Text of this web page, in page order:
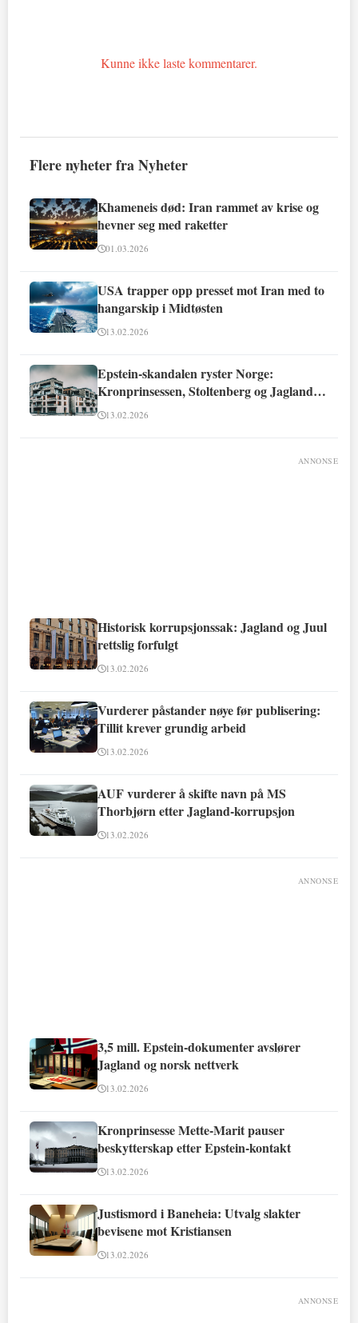
Kunne ikke laste kommentarer.
Flere nyheter fra Nyheter
Khameneis død: Iran rammet av krise og
hevner seg med raketter
01.03.2026
USA trapper opp presset mot Iran med to
hangarskip i Midtøsten
13.02.2026
Epstein-skandalen ryster Norge:
Kronprinsessen, Stoltenberg og Jagland
involvert
13.02.2026
ANNONSE
Historisk korrupsjonssak: Jagland og Juul
rettslig forfulgt
13.02.2026
Vurderer påstander nøye før publisering:
Tillit krever grundig arbeid
13.02.2026
AUF vurderer å skifte navn på MS
Thorbjørn etter Jagland-korrupsjon
13.02.2026
ANNONSE
3,5 mill. Epstein-dokumenter avslører
Jagland og norsk nettverk
13.02.2026
Kronprinsesse Mette-Marit pauser
beskytterskap etter Epstein-kontakt
13.02.2026
Justismord i Baneheia: Utvalg slakter
bevisene mot Kristiansen
13.02.2026
ANNONSE